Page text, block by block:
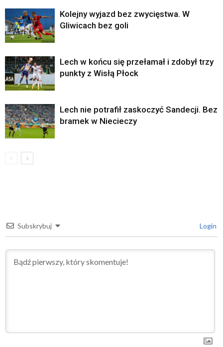
Kolejny wyjazd bez zwycięstwa. W
Gliwicach bez goli
Lech w końcu się przełamał i zdobył trzy
punkty z Wisłą Płock
Lech nie potrafił zaskoczyć Sandecji. Bez
bramek w Niecieczy
Subskrybuj Login